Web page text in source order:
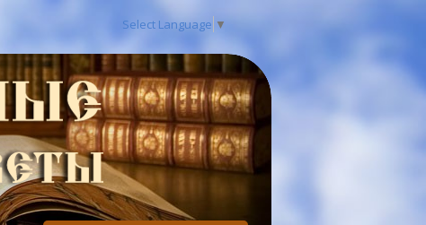
Select Language ▼